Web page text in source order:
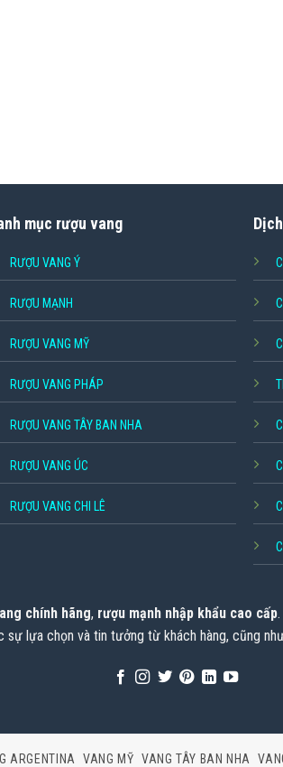
mục rượu vang
RƯỢU VANG Ý
RƯỢU MẠNH
RƯỢU VANG MỸ
RƯỢU VANG PHÁP
RƯỢU VANG TÂY BAN NHA
RƯỢU VANG ÚC
RƯỢU VANG CHI LÊ
chính hãng, rượu mạnh nhập khẩu cao cấp
lựa chọn và tin tưởng từ khách hàng, cũng
ARGENTINA VANG MỸ VANG TÂY BAN NHA